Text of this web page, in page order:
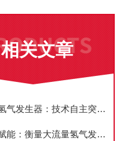
相关文章
国产氢气发生器：技术自主突破，掀起氢能装备国产化浪潮
精准赋能：衡量大流量氢气发生器性能的核心指标解析